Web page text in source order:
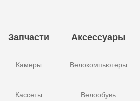
Запчасти
Камеры
Кассеты
Аксессуары
Велокомпьютеры
Велообувь